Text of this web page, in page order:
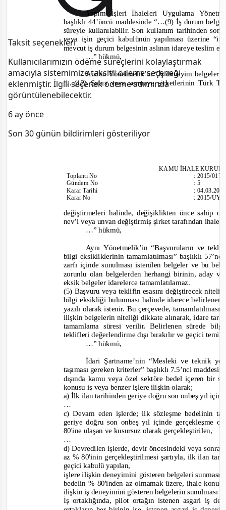
Taksit seçenekleri
Kullanıcılarımızın ödeme süreçlerini kolaylaştırmak
amacıyla sistemimize taksitli ödeme seçeneği
eklenmiştir. İlgili seçenek ödeme adımında
görüntülenebilecektir.
6 ay önce
Son 30 günün bildirimleri gösteriliyor
Yapım İşleri İhaleleri Uygulama
başlıklı 44’üncü maddesinde“…(9) İş durum
süreyle kullanılabilir. Son kullanım tarihinden
veya işin geçici kabulünün yapılması üzerine
mevcut iş durum belgesinin aslının idareye teslim
…”hükmü,
Anılan Yönetmelik’in “İş deneyim
“…(12) Şahıs veya sermaye şirketlerinin Türk
KAMU İHALE
ToplantıNo
Gündem No
Karar Tarihi
Karar No
:2015/017
:5
:
:2015/
değiştirmeleri halinde, değişiklikten önce sahip
nev’i veya unvan değiştirmiş şirket tarafından
…”hükmü,
Aynı Yönetmelik’in “Başvuruların ve
bilgi eksikliklerinin tamamlatılması” başlıklı
zarfı içinde sunulması istenilen belgeler ve bu
zorunlu olan belgelerden herhangi birinin, aday
eksik belgeler idarelerce tamamlatılamaz.
(5) Başvuru veya teklifin esasını değiştirecek
bilgi eksikliği bulunması halinde idarece
yazılı olarak istenir. Bu çerçevede,
ilişkin belgelerin niteliği dikkate alınarak, idare
tamamlama süresi verilir. Belirlenen sürede
teklifleri değerlendirme dışı bırakılır ve geçici
…”hükmü,
İdari Şartname’nin “Mesleki ve teknik
taşıması gereken kriterler” başlıklı 7.5’nci
dışında kamu veya özel sektöre bedel içeren bir
konusu iş veya benzer işlere ilişkin olarak;
a) İlk ilan tarihinden geriye doğru son onbeş yıl
…
c) Devam eden işlerde; ilk sözleşme bedelinin
geriye doğru son onbeş yıl içinde gerçekleşme
80'ine ulaşan ve kusursuz olarak gerçekleştirilen,
…
d) Devredilen işlerde, devir öncesindeki veya
az % 80'inin gerçekleştirilmesi şartıyla, ilk ilan
geçici kabulü yapılan,
işlere ilişkin deneyimini gösteren belgeleri
bedelin % 80'inden az olmamak üzere, ihale
ilişkin iş deneyimini gösteren belgelerin sunulması
İş ortaklığında, pilot ortağın istenen asgari iş